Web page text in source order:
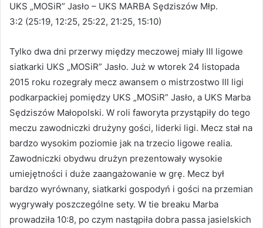
UKS „MOSiR” Jasło – UKS MARBA Sędziszów Młp.
3:2 (25:19, 12:25, 25:22, 21:25, 15:10)
Tylko dwa dni przerwy między meczowej miały III ligowe
siatkarki UKS „MOSiR” Jasło. Już w wtorek 24 listopada
2015 roku rozegrały mecz awansem o mistrzostwo III ligi
podkarpackiej pomiędzy UKS „MOSiR” Jasło, a UKS Marba
Sędziszów Małopolski. W roli faworyta przystąpiły do tego
meczu zawodniczki drużyny gości, liderki ligi. Mecz stał na
bardzo wysokim poziomie jak na trzecio ligowe realia.
Zawodniczki obydwu drużyn prezentowały wysokie
umiejętności i duże zaangażowanie w grę. Mecz był
bardzo wyrównany, siatkarki gospodyń i gości na przemian
wygrywały poszczególne sety. W tie breaku Marba
prowadziła 10:8, po czym nastąpiła dobra passa jasielskich